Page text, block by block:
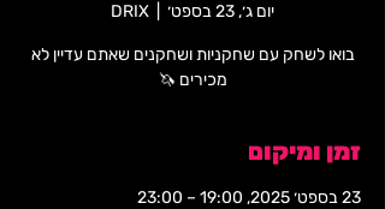
יום ג׳, 23 בספט׳ DRIX
בואו לשחק עם שחקניות ושחקנים שאתם עדיין לא
מכירים 🦄
זמן ומיקום
23 בספט׳ 2025, 19:00 – 23:00